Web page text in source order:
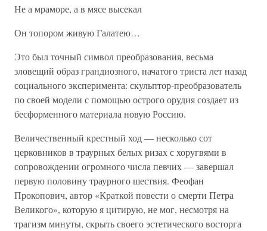
Не а мраморе, а в мясе высекал
Он топором живую Галатею…
Это был точный символ преобразования, весьма
зловещий образ грандиозного, начатого триста лет назад
социального эксперимента: скульптор-преобразователь
по своей модели с помощью острого орудия создает из
бесформенного материала новую Россию.
Величественный крестный ход — несколько сот
церковников в траурных белых ризах с хоругвями в
сопровождении огромного числа певчих — завершал
первую половину траурного шествия. Феофан
Прокопович, автор «Краткой повести о смерти Петра
Великого», которую я цитирую, не мог, несмотря на
трагизм минуты, скрыть своего эстетического восторга